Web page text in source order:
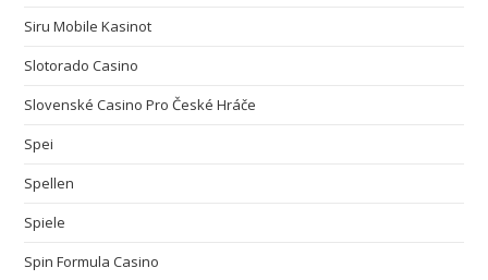
Siru Mobile Kasinot
Slotorado Casino
Slovenské Casino Pro České Hráče
Spei
Spellen
Spiele
Spin Formula Casino